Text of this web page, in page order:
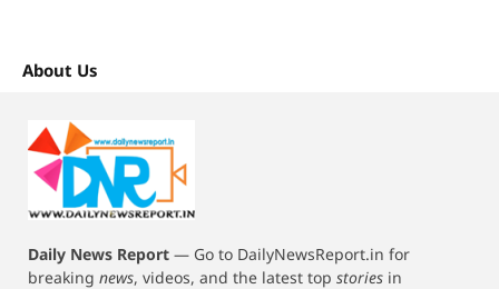
About Us
Daily News Report — Go to DailyNewsReport.in for
breaking news, videos, and the latest top stories in